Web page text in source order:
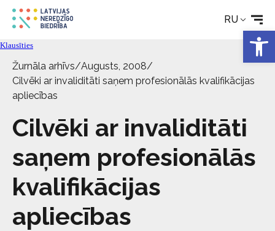
RU
Технические средства
Новости
Услуги
Об Обществе
Свяжитесь с
Klausīties
Žurnāla arhīvs/Augusts, 2008/
Cilvēki ar invaliditāti saņem profesionālās kvalifikācijas
apliecības
Cilvēki ar invaliditāti
saņem profesionālās
kvalifikācijas
apliecības